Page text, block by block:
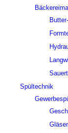
Spültechnik